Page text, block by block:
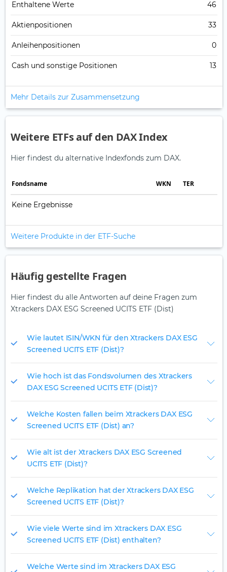
Enthaltene Werte 46
Aktienpositionen 33
Anleihenpositionen 0
Cash und sonstige Positionen 13
Mehr Details zur Zusammensetzung
Weitere ETFs auf den DAX Index
Hier findest du alternative Indexfonds zum DAX.
Fonds­name WKN TER
Keine Ergebnisse
Weitere Produkte in der ETF-Suche
Häufig gestellte Fragen
Hier findest du alle Antworten auf deine Fragen zum
Xtrackers DAX ESG Screened UCITS ETF (Dist)
Wie lautet ISIN/WKN für den Xtrackers DAX ESG
Screened UCITS ETF (Dist)?
Wie hoch ist das Fondsvolumen des Xtrackers
DAX ESG Screened UCITS ETF (Dist)?
Welche Kosten fallen beim Xtrackers DAX ESG
Screened UCITS ETF (Dist) an?
Wie alt ist der Xtrackers DAX ESG Screened
UCITS ETF (Dist)?
Welche Replikation hat der Xtrackers DAX ESG
Screened UCITS ETF (Dist)?
Wie viele Werte sind im Xtrackers DAX ESG
Screened UCITS ETF (Dist) enthalten?
Welche Werte sind im Xtrackers DAX ESG